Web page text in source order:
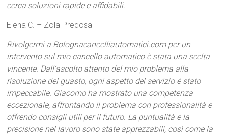
cerca soluzioni rapide e affidabili.
Elena C. – Zola Predosa
Rivolgermi a Bolognacancelliautomatici.com per un
intervento sul mio cancello automatico è stata una scelta
vincente. Dall’ascolto attento del mio problema alla
risoluzione del guasto, ogni aspetto del servizio è stato
impeccabile. Giacomo ha mostrato una competenza
eccezionale, affrontando il problema con professionalità e
offrendo consigli utili per il futuro. La puntualità e la
precisione nel lavoro sono state apprezzabili, così come la